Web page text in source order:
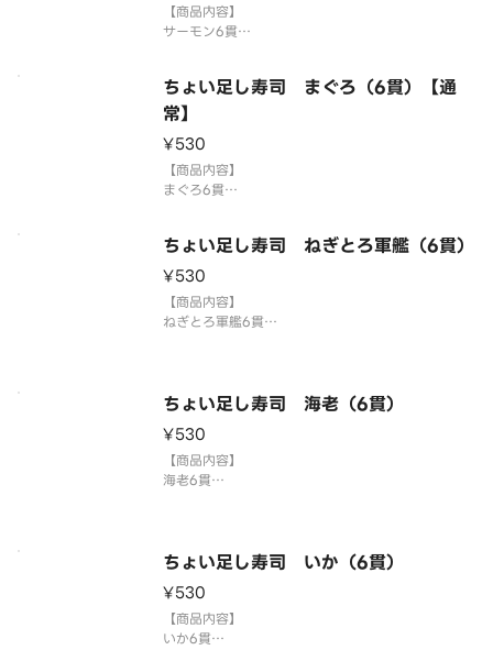
【商品内容】
サーモン6貫
をつけてお召し上がりください。
国産米を使用しております。
ちょい足し寿司を複数ご注文の場合1つの容器にまと
めて盛り付ける場合がございます。
到着後は早めにお
ちょい足し寿司 まぐろ（6貫）【通
常】
¥530
【商品内容】
まぐろ6貫
をつけてお召し上がりください。
国産米を使用しております。
ちょい足し寿司を複数ご注文の場合1つの容器にまと
めて盛り付ける場合がございます。
ちょい足し寿司 ねぎとろ軍艦（6貫）
¥530
【商品内容】
ねぎとろ軍艦6貫
3貫盛り・ちょい足し寿司を複数ご注文の場合1つの
⚠️お届け後は早めにお召
ちょい足し寿司 海老（6貫）
¥530
【商品内容】
海老6貫
3貫盛り・ちょい足し寿司を複数ご注文の場合1つの
⚠️お届け後は早めにお召し上がり
ちょい足し寿司 いか（6貫）
¥530
【商品内容】
いか6貫